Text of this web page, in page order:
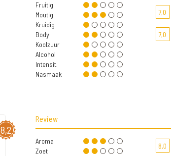
Fruitig
Moutig
Kruidig
Body
Koolzuur
Alcohol
Intensit.
Nasmaak
7,0
7,0
8,2
Review
Aroma
Zoet
8,0